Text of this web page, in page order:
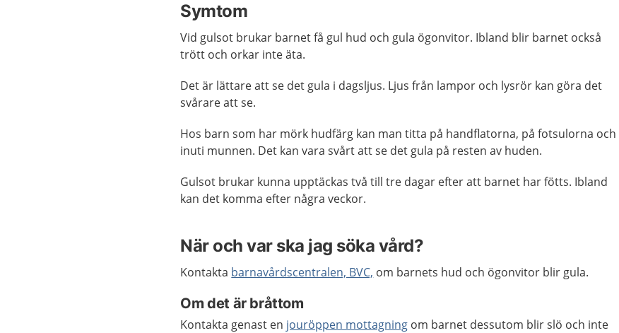
Symtom
Vid gulsot brukar barnet få gul hud och gula ögonvitor. Ibland blir barnet också
trött och orkar inte äta.
Det är lättare att se det gula i dagsljus. Ljus från lampor och lysrör kan göra det
svårare att se.
Hos barn som har mörk hudfärg kan man titta på handflatorna, på fotsulorna och
inuti munnen. Det kan vara svårt att se det gula på resten av huden.
Gulsot brukar kunna upptäckas två till tre dagar efter att barnet har fötts. Ibland
kan det komma efter några veckor.
När och var ska jag söka vård?
Kontakta barnavårdscentralen, BVC, om barnets hud och ögonvitor blir gula.
Om det är bråttom
Kontakta genast en jouröppen mottagning om barnet dessutom blir slö och inte